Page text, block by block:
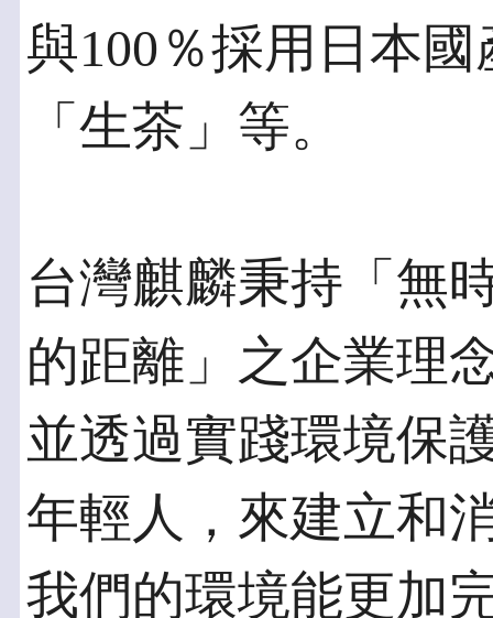
與100％採用日本
「生茶」等。
台灣麒麟秉持「無
的距離」之企業理
並透過實踐環境保
年輕人，來建立和
我們的環境能更加